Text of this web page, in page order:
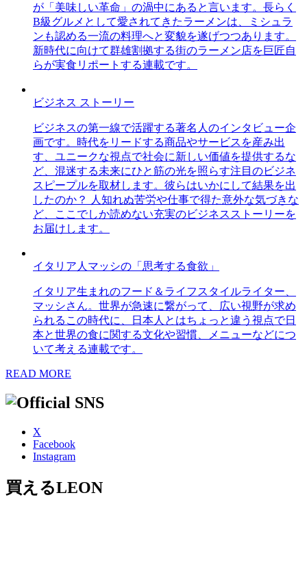
が「美味しい革命」の渦中にあると言います。長らく
B級グルメとして愛されてきたラーメンは、ミシュラ
ンも認める一流の料理へと変貌を遂げつつあります。
新時代に向けて群雄割拠する街のラーメン店を巨匠自
らが実食リポートする連載です。
ビジネス ストーリー
ビジネスの第一線で活躍する著名人のインタビュー企
画です。時代をリードする商品やサービスを産み出
す、ユニークな視点で社会に新しい価値を提供するな
ど、混迷する未来にひと筋の光を照らす注目のビジネ
スピープルを取材します。彼らはいかにして結果を出
したのか？ 人知れぬ苦労や仕事で得た意外な気づきな
ど、ここでしか読めない充実のビジネスストーリーを
お届けします。
イタリア人マッシの「思考する食欲」
イタリア生まれのフード＆ライフスタイルライター、
マッシさん。世界が急速に繋がって、広い視野が求め
られるこの時代に、日本人とはちょっと違う視点で日
本と世界の食に関する文化や習慣、メニューなどにつ
いて考える連載です。
READ MORE
X
Facebook
Instagram
買えるLEON